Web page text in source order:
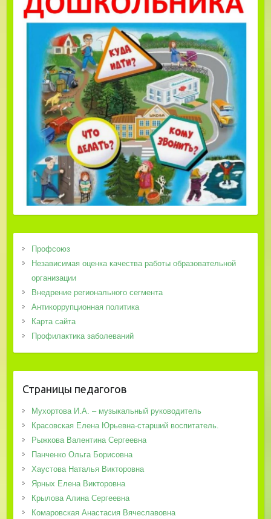
Профсоюз
Независимая оценка качества работы образовательной
организации
Внедрение регионального сегмента
Антикоррупционная политика
Карта сайта
Профилактика заболеваний
Страницы педагогов
Мухортова И.А. – музыкальный руководитель
Красовская Елена Юрьевна-старший воспитатель.
Рыжкова Валентина Сергеевна
Панченко Ольга Борисовна
Хаустова Наталья Викторовна
Ярных Елена Викторовна
Крылова Алина Сергеевна
Комаровская Анастасия Вячеславовна